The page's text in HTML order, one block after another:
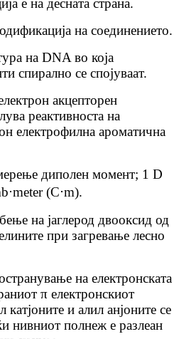
е на десната страна.
на соединението.
на DNA во која
спирално се спојуваат.
акцепторен
реактивноста на
електрофилна ароматична
диполен момент; 1 D
⋅meter (C⋅m).
на јаглерод двооксид од
при загревање лесно
на електронската
π електронскиот
и алил анјоните се
нивниот полнеж е разлеан